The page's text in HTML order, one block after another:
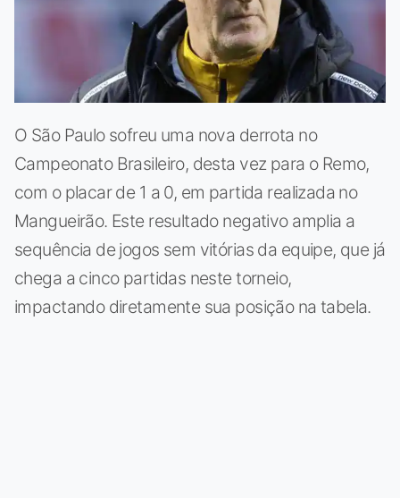
O São Paulo sofreu uma nova derrota no
Campeonato Brasileiro, desta vez para o Remo,
com o placar de 1 a 0, em partida realizada no
Mangueirão. Este resultado negativo amplia a
sequência de jogos sem vitórias da equipe, que já
chega a cinco partidas neste torneio,
impactando diretamente sua posição na tabela.